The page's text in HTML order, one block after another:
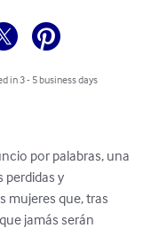
in 3 - 5 business days
por palabras, una
perdidas y
mujeres que, tras
jamás serán